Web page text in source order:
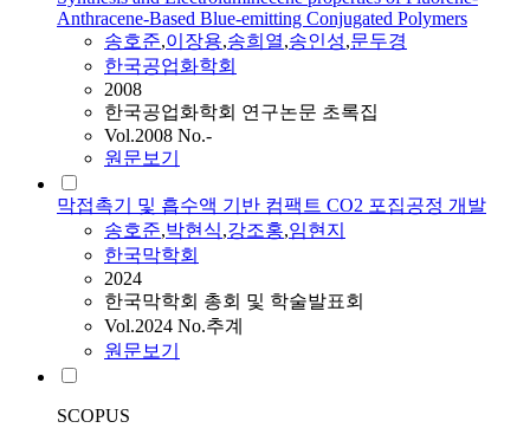
Anthracene-Based Blue-emitting Conjugated Polymers
송호준,이장용,송희열,송인성,문두경
한국공업화학회
2008
한국공업화학회 연구논문 초록집
Vol.2008 No.-
원문보기
막접촉기 및 흡수액 기반 컴팩트 CO2 포집공정 개발
송호준,박현식,강조홍,임현지
한국막학회
2024
한국막학회 총회 및 학술발표회
Vol.2024 No.추계
원문보기
SCOPUS